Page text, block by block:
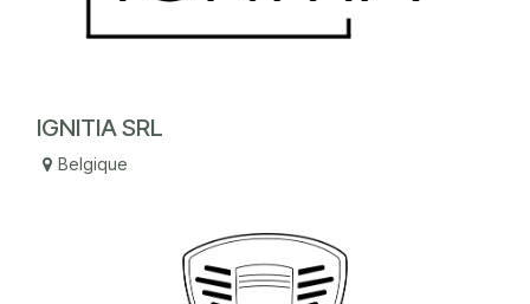
IGNITIA SRL
Belgique